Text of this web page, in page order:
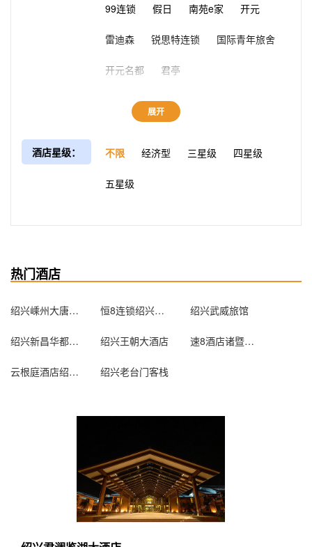
99连锁 假日 南苑e家 开元
雷迪森 锐思特连锁 国际青年旅舍
开元名都 君亭
展开
酒店星级： 不限 经济型 三星级 四星级
五星级
热门酒店
绍兴嵊州大唐度假村 恒8连锁绍兴奥林匹克中心店 绍兴武威旅馆
绍兴新昌华都大酒店 绍兴王朝大酒店 速8酒店诸暨美佳店
云根庭酒店绍兴客运中心店 绍兴老台门客栈